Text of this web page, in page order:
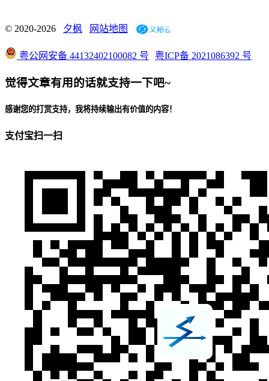
© 2020-2026 夕枫 网站地图
粤公网安备 44132402100082 号 粤ICP备 2021086392 号
觉得文章有用的话就支持一下吧~
感谢您的打赏支持，我将持续输出有价值的内容！
支付宝扫一扫